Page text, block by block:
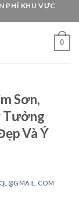
PHÍ KHU VỰC
0
Sơn,
Tưởng
Và Ý